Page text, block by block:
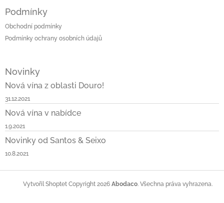
Podmínky
Obchodní podmínky
Podmínky ochrany osobních údajů
Novinky
Nová vína z oblasti Douro!
31.12.2021
Nová vína v nabídce
1.9.2021
Novinky od Santos & Seixo
10.8.2021
Vytvořil Shoptet Copyright 2026Abodaco. Všechna práva vyhrazena.